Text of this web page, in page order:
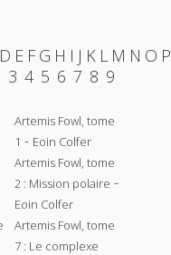
D E F G H I J K L M N O P
3 4 5 6 7 8 9
Artemis Fowl, tome
1 - Eoin Colfer
Artemis Fowl, tome
2 : Mission polaire -
Eoin Colfer
Artemis Fowl, tome
7 : Le complexe